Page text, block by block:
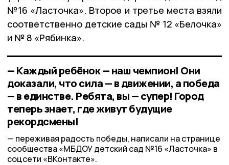
№16 «Ласточка». Второе и третье места взяли
соответственно детские сады № 12 «Белочка»
и № 8 «Рябинка».
— Каждый ребёнок — наш чемпион! Они
доказали, что сила — в движении, а победа
— в единстве. Ребята, вы — супер! Город
теперь знает, где живут будущие
рекордсмены!
переживая радость победы, написали на странице
сообщества «МБДОУ детский сад №16 «Ласточка» в
соцсети «ВКонтакте».